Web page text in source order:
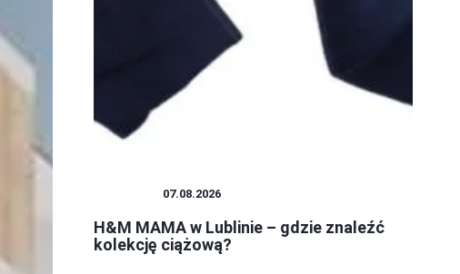
07.08.2026
H&M MAMA w Lublinie – gdzie znaleźć
kolekcję ciążową?